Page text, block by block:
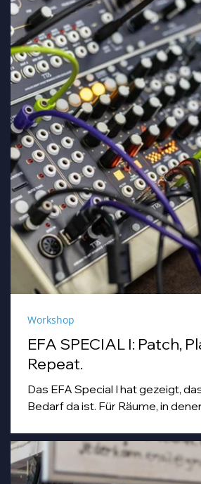
Goldenes Abendlicht mischte
Farbspots in Türkis, Lila und Blau
„Erdbeere" versank für ein paar
einem verträumten Meer aus
Farbe, das man in einer
einfach nicht erwartet.
EFA SPECIAL I: Patch,
Repeat.
Das EFA Special I hat gezeigt,
Bedarf da ist. Für Räume, in
Workshop, Begegnung und
einem Dach zusammenbringen.
Workshop